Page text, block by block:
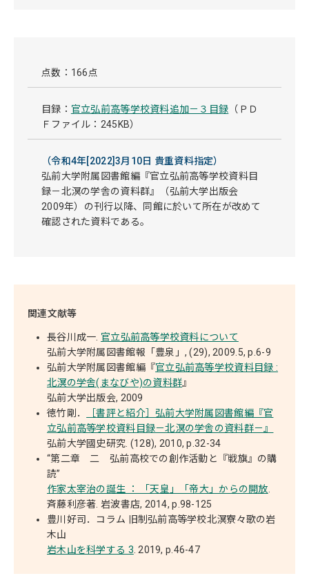
点数：166点
目録： 官立弘前高等学校資料追加－３目録 （ＰＤ
Ｆファイル：245KB）
（令和4年[2022]3月10日 貴重資料指定）
弘前大学附属図書館編『官立弘前高等学校資料目
録－北溟の学舎の資料群』（弘前大学出版会
2009年）の刊行以降、同館に於いて所在が改めて
確認された資料である。
関連文献等
長谷川成一. 官立弘前高等学校資料について
弘前大学附属図書館報「豊泉」, (29), 2009.5, p.6-9
弘前大学附属図書館編『官立弘前高等学校資料目録 :
北溟の学舎(まなびや)の資料群』
弘前大学出版会, 2009
徳竹剛．
［書評と紹介］弘前大学附属図書館編『官
立弘前高等学校資料目録－北溟の学舎の資料群－』
弘前大学國史研究. (128), 2010, p.32-34
“第二章 二 弘前高校での創作活動と『戦旗』の購
読”
作家太宰治の誕生 ： 「天皇」「帝大」からの開放
斉藤利彦著. 岩波書店, 2014, p.98-125
豊川好司．コラム 旧制弘前高等学校北溟寮々歌の岩
木山
岩木山を科学する 3 . 2019, p.46-47